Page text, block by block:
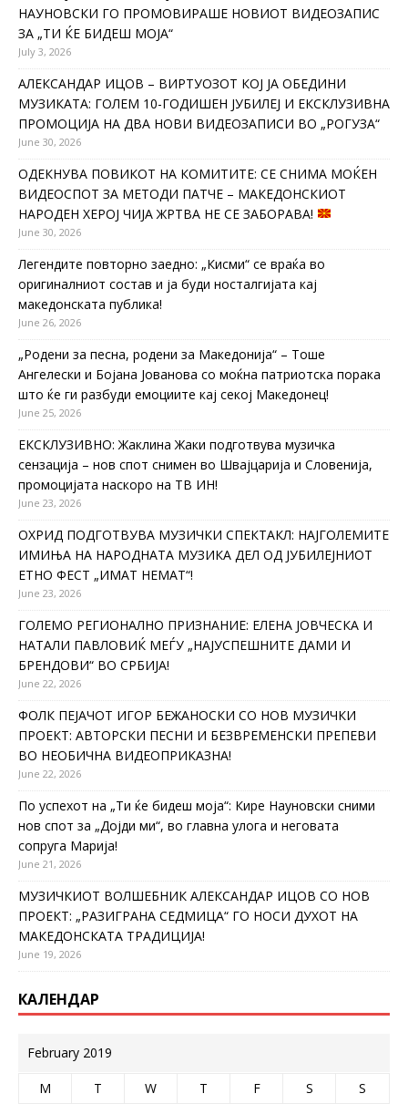
НАУНОВСКИ ГО ПРОМОВИРАШЕ НОВИОТ ВИДЕОЗАПИС
ЗА „ТИ ЌЕ БИДЕШ МОЈА“
July 3, 2026
АЛЕКСАНДАР ИЦОВ – ВИРТУОЗОТ КОЈ ЈА ОБЕДИНИ
МУЗИКАТА: ГОЛЕМ 10-ГОДИШЕН ЈУБИЛЕЈ И ЕКСКЛУЗИВНА
ПРОМОЦИЈА НА ДВА НОВИ ВИДЕОЗАПИСИ ВО „РОГУЗА“
June 30, 2026
ОДЕКНУВА ПОВИКОТ НА КОМИТИТЕ: СЕ СНИМА МОЌЕН
ВИДЕОСПОТ ЗА МЕТОДИ ПАТЧЕ – МАКЕДОНСКИОТ
НАРОДЕН ХЕРОЈ ЧИЈА ЖРТВА НЕ СЕ ЗАБОРАВА!
June 30, 2026
Легендите повторно заедно: „Кисми“ се враќа во
оригиналниот состав и ја буди носталгијата кај
македонската публика!
June 26, 2026
„Родени за песна, родени за Македонија“ – Тоше
Ангелески и Бојана Јованова со моќна патриотска порака
што ќе ги разбуди емоциите кај секој Македонец!
June 25, 2026
ЕКСКЛУЗИВНО: Жаклина Жаки подготвува музичка
сензација – нов спот снимен во Швајцарија и Словенија,
промоцијата наскоро на ТВ ИН!
June 23, 2026
ОХРИД ПОДГОТВУВА МУЗИЧКИ СПЕКТАКЛ: НАЈГОЛЕМИТЕ
ИМИЊА НА НАРОДНАТА МУЗИКА ДЕЛ ОД ЈУБИЛЕЈНИОТ
ЕТНО ФЕСТ „ИМАТ НЕМАТ“!
June 23, 2026
ГОЛЕМО РЕГИОНАЛНО ПРИЗНАНИЕ: ЕЛЕНА ЈОВЧЕСКА И
НАТАЛИ ПАВЛОВИЌ МЕЃУ „НАЈУСПЕШНИТЕ ДАМИ И
БРЕНДОВИ“ ВО СРБИЈА!
June 22, 2026
ФОЛК ПЕЈАЧОТ ИГОР БЕЖАНОСКИ СО НОВ МУЗИЧКИ
ПРОЕКТ: АВТОРСКИ ПЕСНИ И БЕЗВРЕМЕНСКИ ПРЕПЕВИ
ВО НЕОБИЧНА ВИДЕОПРИКАЗНА!
June 22, 2026
По успехот на „Ти ќе бидеш моја“: Кире Науновски сними
нов спот за „Дојди ми“, во главна улога и неговата
сопруга Марија!
June 21, 2026
МУЗИЧКИОТ ВОЛШЕБНИК АЛЕКСАНДАР ИЦОВ СО НОВ
ПРОЕКТ: „РАЗИГРАНА СЕДМИЦА“ ГО НОСИ ДУХОТ НА
МАКЕДОНСКАТА ТРАДИЦИЈА!
June 19, 2026
КАЛЕНДАР
February 2019
M T W T F S
S